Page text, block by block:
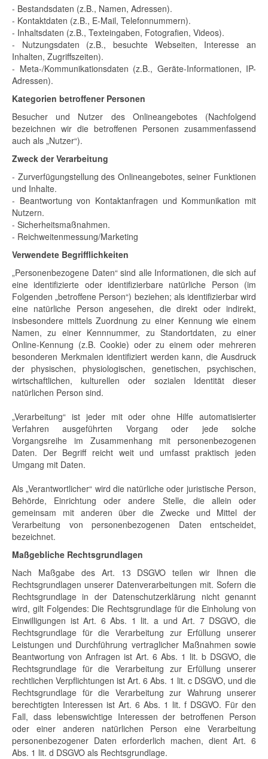
- Bestandsdaten (z.B., Namen, Adressen).
- Kontaktdaten (z.B., E-Mail, Telefonnummern).
- Inhaltsdaten (z.B., Texteingaben, Fotografien, Videos).
- Nutzungsdaten (z.B., besuchte Webseiten, Interesse an
Inhalten, Zugriffszeiten).
- Meta-/Kommunikationsdaten (z.B., Geräte-Informationen, IP-
Adressen).
Kategorien betroffener Personen
Besucher und Nutzer des Onlineangebotes (Nachfolgend
bezeichnen wir die betroffenen Personen zusammenfassend
auch als „Nutzer“).
Zweck der Verarbeitung
- Zurverfügungstellung des Onlineangebotes, seiner Funktionen
und Inhalte.
- Beantwortung von Kontaktanfragen und Kommunikation mit
Nutzern.
- Sicherheitsmaßnahmen.
- Reichweitenmessung/Marketing
Verwendete Begrifflichkeiten
„Personenbezogene Daten“ sind alle Informationen, die sich auf
eine identifizierte oder identifizierbare natürliche Person (im
Folgenden „betroffene Person“) beziehen; als identifizierbar wird
eine natürliche Person angesehen, die direkt oder indirekt,
insbesondere mittels Zuordnung zu einer Kennung wie einem
Namen, zu einer Kennnummer, zu Standortdaten, zu einer
Online-Kennung (z.B. Cookie) oder zu einem oder mehreren
besonderen Merkmalen identifiziert werden kann, die Ausdruck
der physischen, physiologischen, genetischen, psychischen,
wirtschaftlichen, kulturellen oder sozialen Identität dieser
natürlichen Person sind.
„Verarbeitung“ ist jeder mit oder ohne Hilfe automatisierter
Verfahren ausgeführten Vorgang oder jede solche
Vorgangsreihe im Zusammenhang mit personenbezogenen
Daten. Der Begriff reicht weit und umfasst praktisch jeden
Umgang mit Daten.
Als „Verantwortlicher“ wird die natürliche oder juristische Person,
Behörde, Einrichtung oder andere Stelle, die allein oder
gemeinsam mit anderen über die Zwecke und Mittel der
Verarbeitung von personenbezogenen Daten entscheidet,
bezeichnet.
Maßgebliche Rechtsgrundlagen
Nach Maßgabe des Art. 13 DSGVO teilen wir Ihnen die
Rechtsgrundlagen unserer Datenverarbeitungen mit. Sofern die
Rechtsgrundlage in der Datenschutzerklärung nicht genannt
wird, gilt Folgendes: Die Rechtsgrundlage für die Einholung von
Einwilligungen ist Art. 6 Abs. 1 lit. a und Art. 7 DSGVO, die
Rechtsgrundlage für die Verarbeitung zur Erfüllung unserer
Leistungen und Durchführung vertraglicher Maßnahmen sowie
Beantwortung von Anfragen ist Art. 6 Abs. 1 lit. b DSGVO, die
Rechtsgrundlage für die Verarbeitung zur Erfüllung unserer
rechtlichen Verpflichtungen ist Art. 6 Abs. 1 lit. c DSGVO, und die
Rechtsgrundlage für die Verarbeitung zur Wahrung unserer
berechtigten Interessen ist Art. 6 Abs. 1 lit. f DSGVO. Für den
Fall, dass lebenswichtige Interessen der betroffenen Person
oder einer anderen natürlichen Person eine Verarbeitung
personenbezogener Daten erforderlich machen, dient Art. 6
Abs. 1 lit. d DSGVO als Rechtsgrundlage.